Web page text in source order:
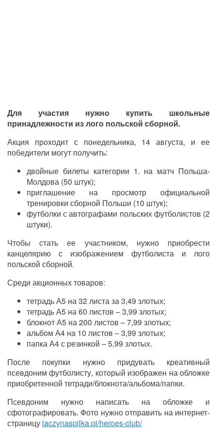
Для участия нужно купить школьные
принадлежности из лого польской сборной.
Акция проходит с понедельника, 14 августа, и ее
победители могут получить:
двойные билеты категории 1. на матч Польша-
Молдова (50 штук);
приглашение на просмотр официальной
тренировки сборной Польши (10 штук);
футболки с автографами польских футболистов (2
штуки).
Чтобы стать ее участником, нужно приобрести
канцелярию с изображением футболиста и лого
польской сборной.
Среди акционных товаров:
тетрадь А5 на 32 листа за 3,49 злотых;
тетрадь А5 на 60 листов – 3,99 злотых;
блокнот А5 на 200 листов – 7,99 злотых;
альбом А4 на 10 листов – 3,99 злотых;
папка А4 с резинкой – 5,99 злотых.
После покупки нужно придувать креативный
псевдоним футболисту, который изображен на обложке
приобретенной тетради/блокнота/альбома/папки.
Псевдоним нужно написать на обложке и
сфотографировать. Фото нужно отправить на интернет-
страницу laczynaspilka.pl/heroes-club/